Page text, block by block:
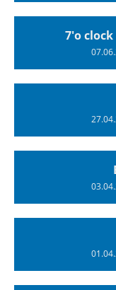
7'o